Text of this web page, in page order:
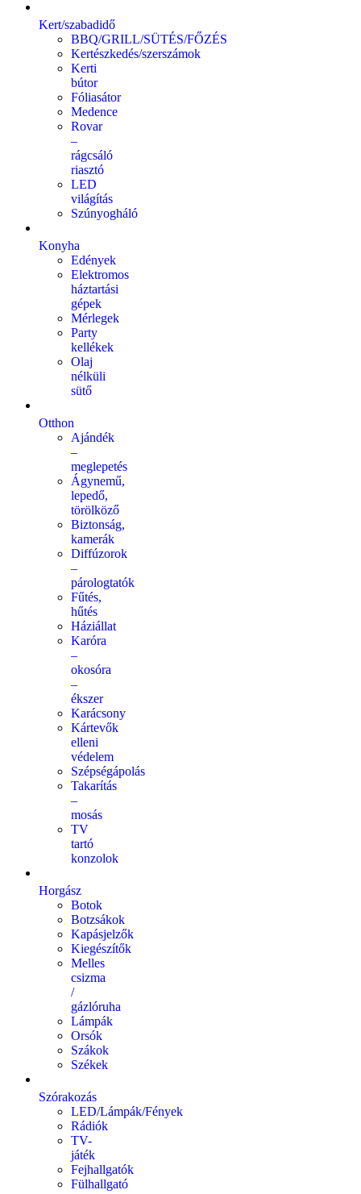
Kert/szabadidő
BBQ/GRILL/SÜTÉS/FŐZÉS
Kertészkedés/szerszámok
Kerti
bútor
Fóliasátor
Medence
Rovar
–
rágcsáló
riasztó
LED
világítás
Szúnyogháló
Konyha
Edények
Elektromos
háztartási
gépek
Mérlegek
Party
kellékek
Olaj
nélküli
sütő
Otthon
Ajándék
–
meglepetés
Ágynemű,
lepedő,
törölköző
Biztonság,
kamerák
Diffúzorok
–
párologtatók
Fűtés,
hűtés
Háziállat
Karóra
–
okosóra
–
ékszer
Karácsony
Kártevők
elleni
védelem
Szépségápolás
Takarítás
–
mosás
TV
tartó
konzolok
Horgász
Botok
Botzsákok
Kapásjelzők
Kiegészítők
Melles
csizma
/
gázlóruha
Lámpák
Orsók
Szákok
Székek
Szórakozás
LED/Lámpák/Fények
Rádiók
TV-
játék
Fejhallgatók
Fülhallgató